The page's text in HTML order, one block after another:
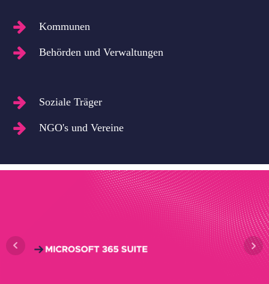
Kommunen
Behörden und Verwaltungen
Soziale Träger
NGO's und Vereine